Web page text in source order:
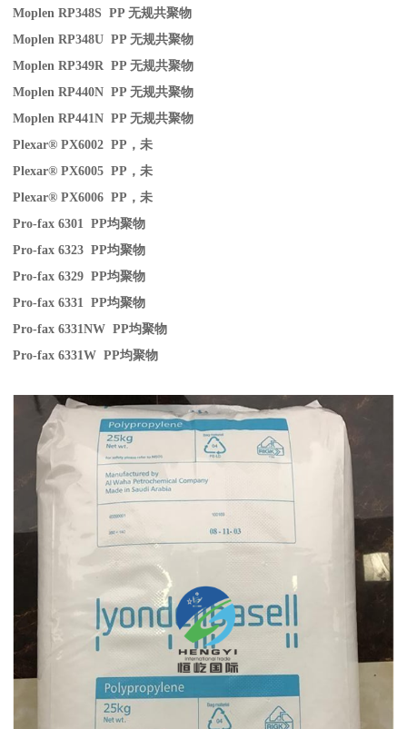
Moplen RP348S PP无规共聚物
Moplen RP348U PP无规共聚物
Moplen RP349R PP无规共聚物
Moplen RP440N PP无规共聚物
Moplen RP441N PP无规共聚物
Plexar® PX6002 PP ，未
Plexar® PX6005 PP ，未
Plexar® PX6006 PP ，未
Pro-fax 6301 PP均聚物
Pro-fax 6323 PP均聚物
Pro-fax 6329 PP均聚物
Pro-fax 6331 PP均聚物
Pro-fax 6331NW PP均聚物
Pro-fax 6331W PP均聚物